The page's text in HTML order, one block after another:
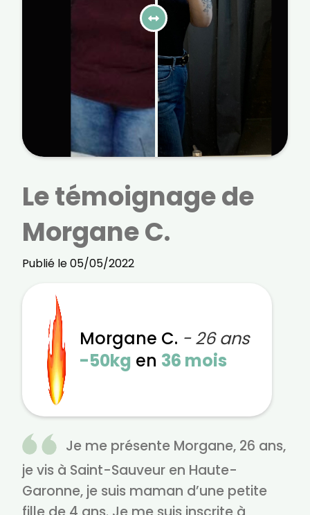
Le témoignage de
Morgane C.
Publié le 05/05/2022
Morgane C. - 26 ans
-50kg en 36 mois
Je me présente Morgane, 26 ans,
je vis à Saint-Sauveur en Haute-
Garonne, je suis maman d’une petite
courriels, l'heure à laquelle vous le faites
ainsi que des informations sur le terminal
que vous utilisez. Pour en savoir plus sur
ces traceurs, voir notre
politique de
Je reçois mon cadeau !
Votre adresse email sera utilisée par Digital Prisma Players
pour vous envoyer votre newsletter contenant des offres
commerciales personnalisées. Vous pourrez vous
désinscrire en utilisant le lien de désabonnement intégré
dans la newsletter. Pour en savoir plus et exercer vos droits,
prenez connaissance de notre
Charte de Confidentialité